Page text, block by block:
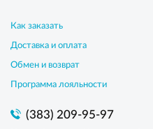
Как заказать
Доставка и оплата
Обмен и возврат
Программа лояльности
(383) 209-95-97